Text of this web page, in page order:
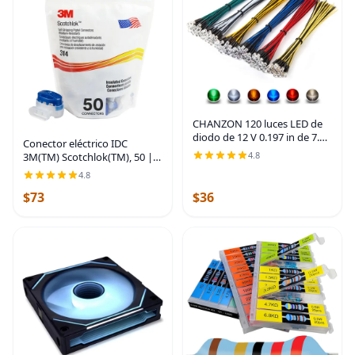
Conector eléctrico IDC
3M(TM) Scotchlok(TM), 50 |
Coleta, Auto-pelado
4.8
$73
CHANZON 120 luces LED de
diodo de 12 V 0.197 in de 7.9
pulgadas precableadas (6
colores x 20 piezas) kit
transparente
4.8
$36